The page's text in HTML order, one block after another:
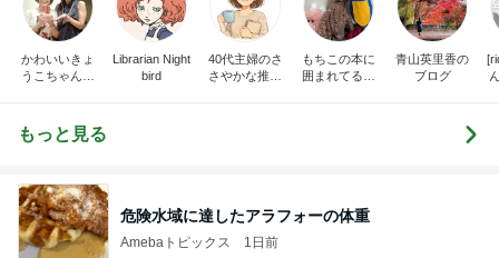
かわいいきょ
うこちゃんブ
Librarian Night
bird
40代主婦のさ
さやかな推し
もちこの本に
囲まれてるブ
青山英里香の
ブログ
もっと見る
危険水域に達したアラフォーの体重
Amebaトピックス 1日前